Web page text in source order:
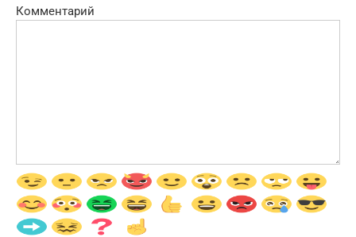
Комментарий